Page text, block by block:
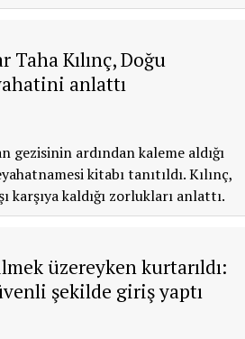
Taha Kılınç, Doğu
anlattı
gezisinin ardından kaleme aldığı
kitabı tanıtıldı. Kılınç,
kaldığı zorlukları anlattı.
üzereyken kurtarıldı:
şekilde giriş yaptı